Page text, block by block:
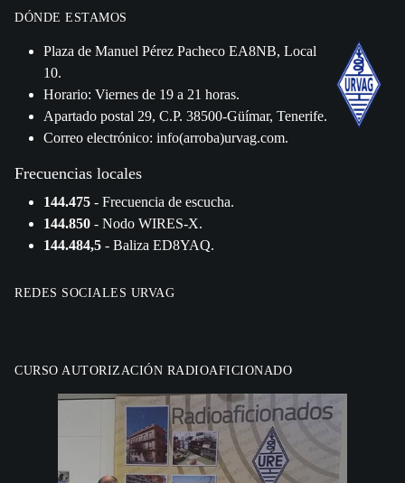
DÓNDE ESTAMOS
Plaza de Manuel Pérez Pacheco EA8NB, Local
10.
Horario: Viernes de 19 a 21 horas.
Apartado postal 29, C.P. 38500-Güímar, Tenerife.
Correo electrónico: info(arroba)urvag.com.
Frecuencias locales
144.475 - Frecuencia de escucha.
144.850 - Nodo WIRES-X.
144.484,5 - Baliza ED8YAQ.
REDES SOCIALES URVAG
CURSO AUTORIZACIÓN RADIOAFICIONADO